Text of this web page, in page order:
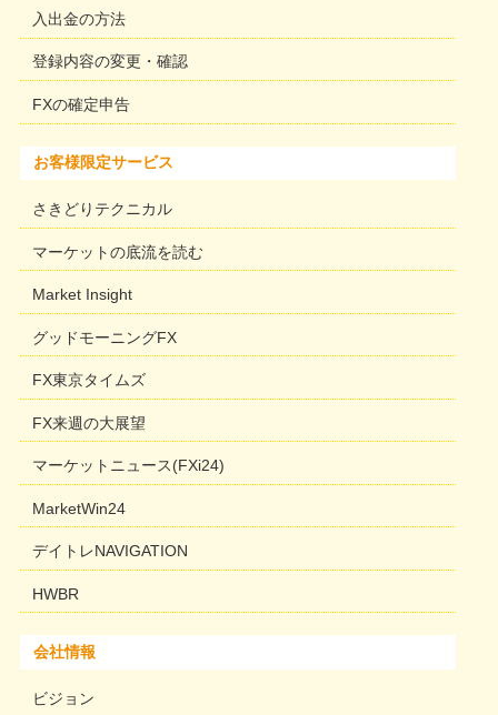
入出金の方法
登録内容の変更・確認
FXの確定申告
お客様限定サービス
さきどりテクニカル
マーケットの底流を読む
Market Insight
グッドモーニングFX
FX東京タイムズ
FX来週の大展望
マーケットニュース(FXi24)
MarketWin24
デイトレNAVIGATION
HWBR
会社情報
ビジョン